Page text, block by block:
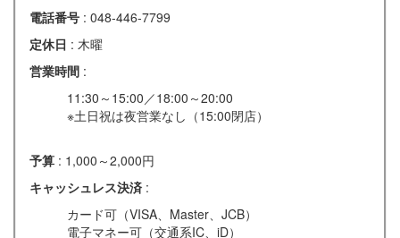
電話番号 : 048-446-7799
定休日 : 木曜
営業時間 :
11:30～15:00／18:00～20:00
※土日祝は夜営業なし（15:00閉店）
予算 : 1,000～2,000円
キャッシュレス決済 :
カード可（VISA、Master、JCB）
電子マネー可（交通系IC、iD）